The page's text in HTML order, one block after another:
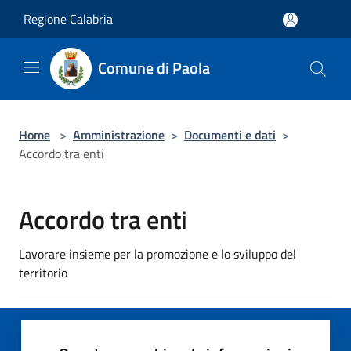
Regione Calabria
Comune di Paola
Home > Amministrazione > Documenti e dati >
Accordo tra enti
Accordo tra enti
Lavorare insieme per la promozione e lo sviluppo del
territorio